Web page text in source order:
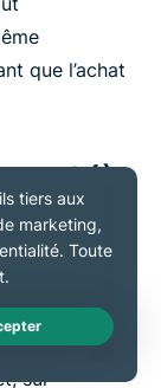
que l’achat
(à
l'App
quelque
sur
Live Chat